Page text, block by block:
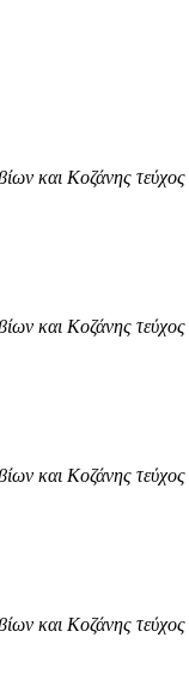
και Κοζάνης
και Κοζάνης
και Κοζάνης
και Κοζάνης